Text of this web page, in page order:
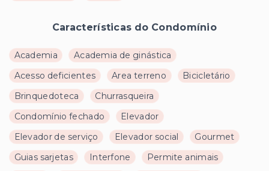
Características do Condomínio
Academia
Academia de ginástica
Acesso deficientes
Area terreno
Bicicletário
Brinquedoteca
Churrasqueira
Condomínio fechado
Elevador
Elevador de serviço
Elevador social
Gourmet
Guias sarjetas
Interfone
Permite animais